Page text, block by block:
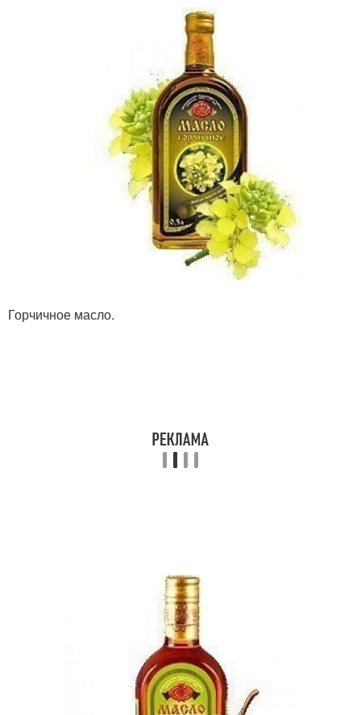
Горчичное масло.